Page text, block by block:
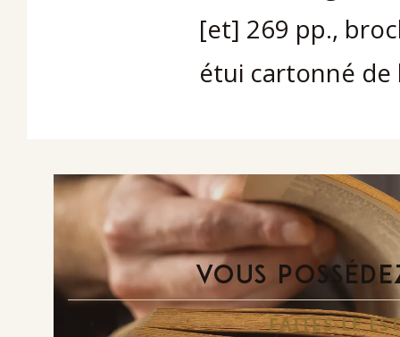
[et] 269 pp.,
étui cartonné de
VOUS
FAITES-LE